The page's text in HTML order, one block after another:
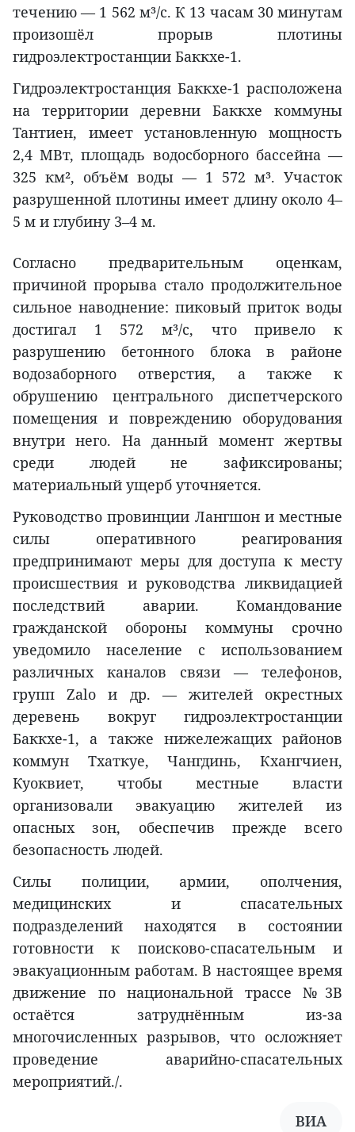
течению — 1 562 м³/с. К 13 часам 30 минутам
произошёл прорыв плотины
гидроэлектростанции Баккхе-1.
Гидроэлектростанция Баккхе-1 расположена
на территории деревни Баккхе коммуны
Тантиен, имеет установленную мощность
2,4 МВт, площадь водосборного бассейна —
325 км², объём воды — 1 572 м³. Участок
разрушенной плотины имеет длину около 4–
5 м и глубину 3–4 м.
Согласно предварительным оценкам,
причиной прорыва стало продолжительное
сильное наводнение: пиковый приток воды
достигал 1 572 м³/с, что привело к
разрушению бетонного блока в районе
водозаборного отверстия, а также к
обрушению центрального диспетчерского
помещения и повреждению оборудования
внутри него. На данный момент жертвы
среди людей не зафиксированы;
материальный ущерб уточняется.
Руководство провинции Лангшон и местные
силы оперативного реагирования
предпринимают меры для доступа к месту
происшествия и руководства ликвидацией
последствий аварии. Командование
гражданской обороны коммуны срочно
уведомило население с использованием
различных каналов связи — телефонов,
групп Zalo и др. — жителей окрестных
деревень вокруг гидроэлектростанции
Баккхе-1, а также нижележащих районов
коммун Тхаткуе, Чангдинь, Кхангчиен,
Куоквиет, чтобы местные власти
организовали эвакуацию жителей из
опасных зон, обеспечив прежде всего
безопасность людей.
Силы полиции, армии, ополчения,
медицинских и спасательных
подразделений находятся в состоянии
готовности к поисково-спасательным и
эвакуационным работам. В настоящее время
движение по национальной трассе №3B
остаётся затруднённым из-за
многочисленных разрывов, что осложняет
проведение аварийно-спасательных
мероприятий./.
ВИА